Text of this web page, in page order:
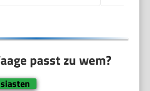
passt zu wem?